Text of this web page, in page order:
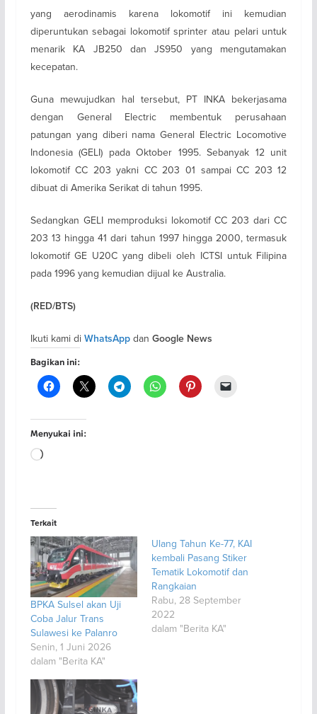
yang aerodinamis karena lokomotif ini kemudian
diperuntukan sebagai lokomotif sprinter atau pelari untuk
menarik KA JB250 dan JS950 yang mengutamakan
kecepatan.
Guna mewujudkan hal tersebut, PT INKA bekerjasama
dengan General Electric membentuk perusahaan
patungan yang diberi nama General Electric Locomotive
Indonesia (GELI) pada Oktober 1995. Sebanyak 12 unit
lokomotif CC 203 yakni CC 203 01 sampai CC 203 12
dibuat di Amerika Serikat di tahun 1995.
Sedangkan GELI memproduksi lokomotif CC 203 dari CC
203 13 hingga 41 dari tahun 1997 hingga 2000, termasuk
lokomotif GE U20C yang dibeli oleh ICTSI untuk Filipina
pada 1996 yang kemudian dijual ke Australia.
(RED/BTS)
Ikuti kami di WhatsAppdan Google News
Bagikan ini:
Menyukai ini:
Memuat...
Terkait
BPKA Sulsel akan Uji
Coba Jalur Trans
Sulawesi ke Palanro
Senin, 1 Juni 2026
dalam "Berita KA"
Ulang Tahun Ke-77, KAI
kembali Pasang Stiker
Tematik Lokomotif dan
Rangkaian
Rabu, 28 September
2022
dalam "Berita KA"